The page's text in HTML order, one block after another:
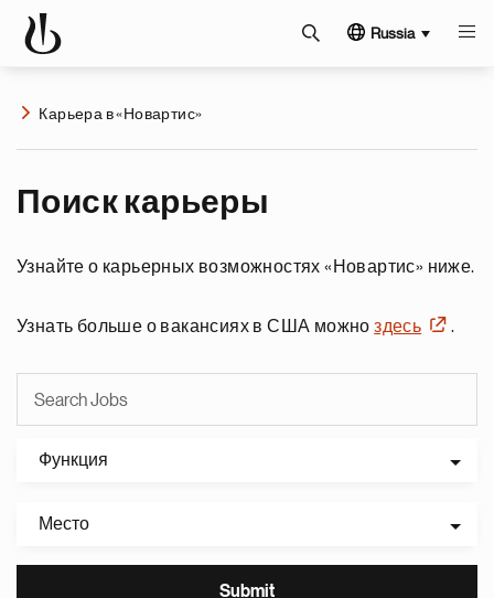
Russia
Карьера в «Новартис»
Поиск карьеры
Узнайте о карьерных возможностях «Новартис» ниже.
Узнать больше о вакансиях в США можноздесь .
Функция
Место